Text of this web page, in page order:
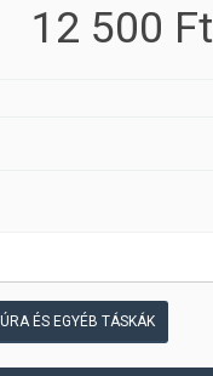
12 500 Ft
ÉS EGYÉB TÁSKÁK